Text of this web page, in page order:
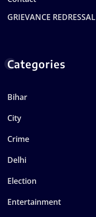
GRIEVANCE REDRESSAL
Categories
Bihar
City
Crime
Delhi
Election
Entertainment